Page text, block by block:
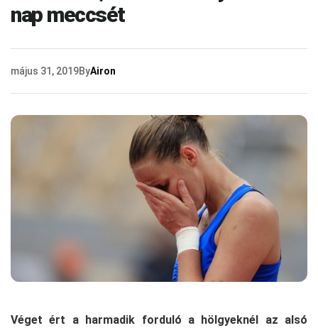
nap meccsét
május 31, 2019ByAiron
Véget ért a harmadik forduló a hölgyeknél az alsó